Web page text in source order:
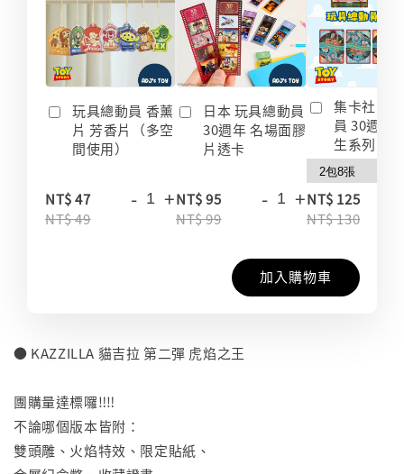
玩具總動員 香薰
片 芳香片（多空
間使用）
NT$ 47
NT$ 49
- +
日本 玩具總動員
30週年 名場面膠
片透卡
NT$ 95
NT$ 99
- +
集卡社 玩
員 30週年
生系列 收
NT$ 125
NT$ 130
加入購物車
● KAZZILLA 貓吉拉 第二彈 虎焰之王
團購量達標囉‼️‼️
不論哪個版本皆附：
雙頭雕、火焰特效、限定貼紙、